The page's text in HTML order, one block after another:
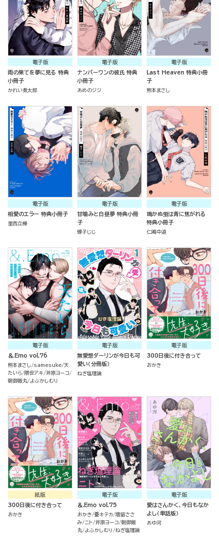
電子版
雨の果てを夢に見る 特典
小冊子
かれい煮太郎
電子版
ナンバーワンの彼氏 特典
小冊子
あめのジジ
電子版
Last Heaven 特典小冊
子
熊本まさし
電子版
相愛のエラー 特典小冊子
里西立樺
電子版
甘噛みと白昼夢 特典小冊
子
螺子じじ
電子版
鳴かぬ蛍は青に焦がれる
特典小冊子
仁嶋中道
電子版
＆.Emo vol.76
熊本まさし samesuke 天
たいら
隈世アキ 斧原ヨーコ
朝御飯丸 よふかしむり
電子版
無愛想ダーリンが今日も可
愛い（分冊版）
ねぎ塩理論
電子版
300日後に付き合って
おかき
紙版
300日後に付き合って
おかき
電子版
＆.Emo vol.75
おかき 憂キテカ 増留ささ
み
ニト 斧原ヨーコ 朝御飯
丸
よふかしむり ねぎ塩理論
電子版
愛はさんかく、今日もなか
よし（単話版）
あゆ河